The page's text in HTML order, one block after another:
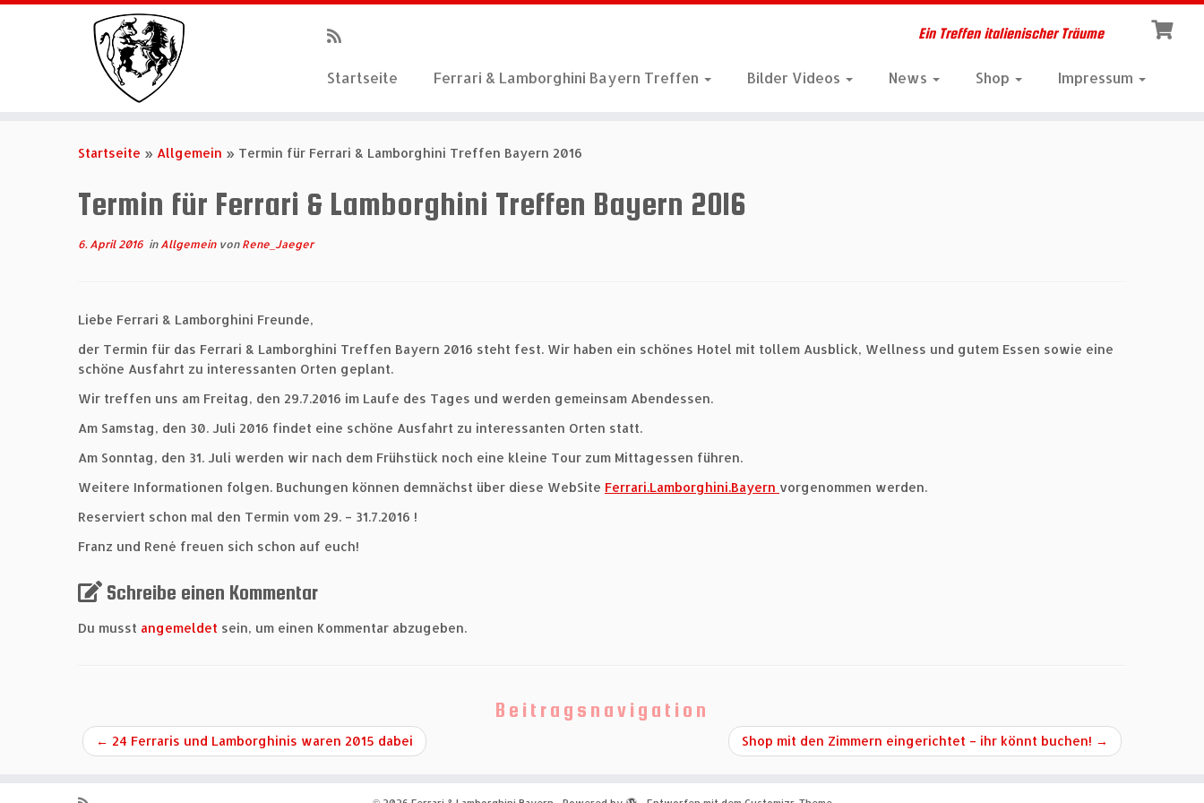
Ein Treffen italienischer Träume
Startseite Ferrari & Lamborghini Bayern Treffen Bilder Videos News Shop Impressum
Startseite » Allgemein » Termin für Ferrari & Lamborghini Treffen Bayern 2016
Termin für Ferrari & Lamborghini Treffen Bayern 2016
6. April 2016 in Allgemein von Rene_Jaeger
Liebe Ferrari & Lamborghini Freunde,
der Termin für das Ferrari & Lamborghini Treffen Bayern 2016 steht fest. Wir haben ein schönes Hotel mit tollem Ausblick, Wellness und gutem Essen sowie eine
schöne Ausfahrt zu interessanten Orten geplant.
Wir treffen uns am Freitag, den 29.7.2016 im Laufe des Tages und werden gemeinsam Abendessen.
Am Samstag, den 30. Juli 2016 findet eine schöne Ausfahrt zu interessanten Orten statt.
Am Sonntag, den 31. Juli werden wir nach dem Frühstück noch eine kleine Tour zum Mittagessen führen.
Weitere Informationen folgen. Buchungen können demnächst über diese WebSite Ferrari.Lamborghini.Bayern vorgenommen werden.
Reserviert schon mal den Termin vom 29. – 31.7.2016 !
Franz und René freuen sich schon auf euch!
Schreibe einen Kommentar
Du musst angemeldet sein, um einen Kommentar abzugeben.
Beitragsnavigation
← 24 Ferraris und Lamborghinis waren 2015 dabei Shop mit den Zimmern eingerichtet – ihr könnt buchen! →